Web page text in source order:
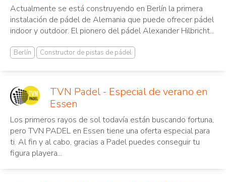
Actualmente se está construyendo en Berlín la primera
instalación de pádel de Alemania que puede ofrecer pádel
indoor y outdoor. El pionero del pádel Alexander Hilbricht...
Berlín Constructor de pistas de pádel
TVN Padel - Especial de verano en
Essen
Los primeros rayos de sol todavía están buscando fortuna,
pero TVN PADEL en Essen tiene una oferta especial para
ti. Al fin y al cabo, gracias a Padel puedes conseguir tu
figura playera...